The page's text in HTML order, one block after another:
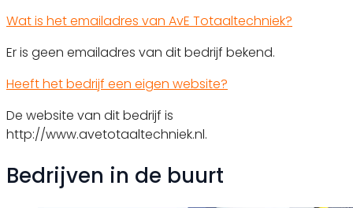
Wat is het emailadres van AvE Totaaltechniek?
Er is geen emailadres van dit bedrijf bekend.
Heeft het bedrijf een eigen website?
De website van dit bedrijf is
http://www.avetotaaltechniek.nl.
Bedrijven in de buurt